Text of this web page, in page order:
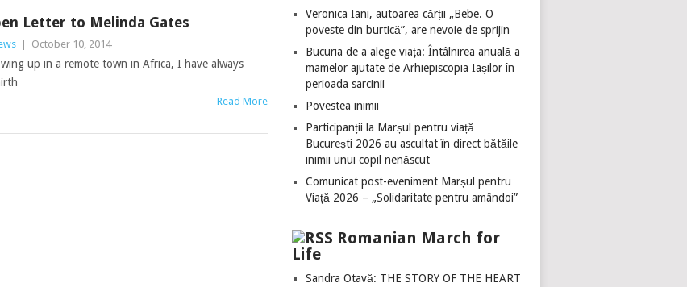
Letter to Melinda Gates
October 10, 2014
up in a remote town in Africa, I have always
Read More
Veronica Iani, autoarea cărții „Bebe. O
poveste din burtică”, are nevoie de sprijin
Bucuria de a alege viața: Întâlnirea anuală a
mamelor ajutate de Arhiepiscopia Iașilor în
perioada sarcinii
Povestea inimii
Participanții la Marșul pentru viață
București 2026 au ascultat în direct bătăile
inimii unui copil nenăscut
Comunicat post-eveniment Marșul pentru
Viață 2026 – „Solidaritate pentru amândoi”
Romanian March for
Life
Sandra Otavă: THE STORY OF THE HEART